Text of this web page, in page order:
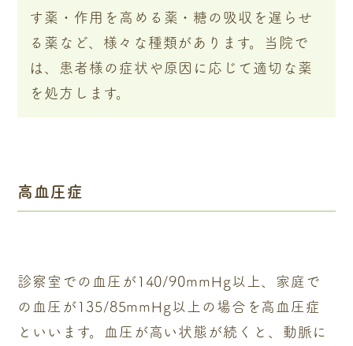
す薬・作用を高める薬・糖の吸収を遅らせ
る薬など、様々な種類があります。当院で
は、患者様の症状や原因に応じて適切な薬
を処方します。
高血圧症
診察室での血圧が140/90mmHg以上、家庭で
の血圧が135/85mmHg以上の場合を高血圧症
といいます。血圧が高い状態が続くと、動脈に